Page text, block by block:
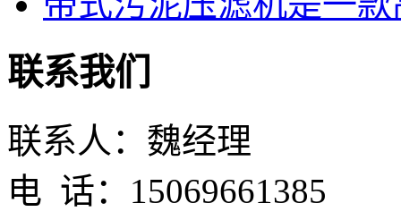
联系我们
联系人：魏经理
电 话：15069661385